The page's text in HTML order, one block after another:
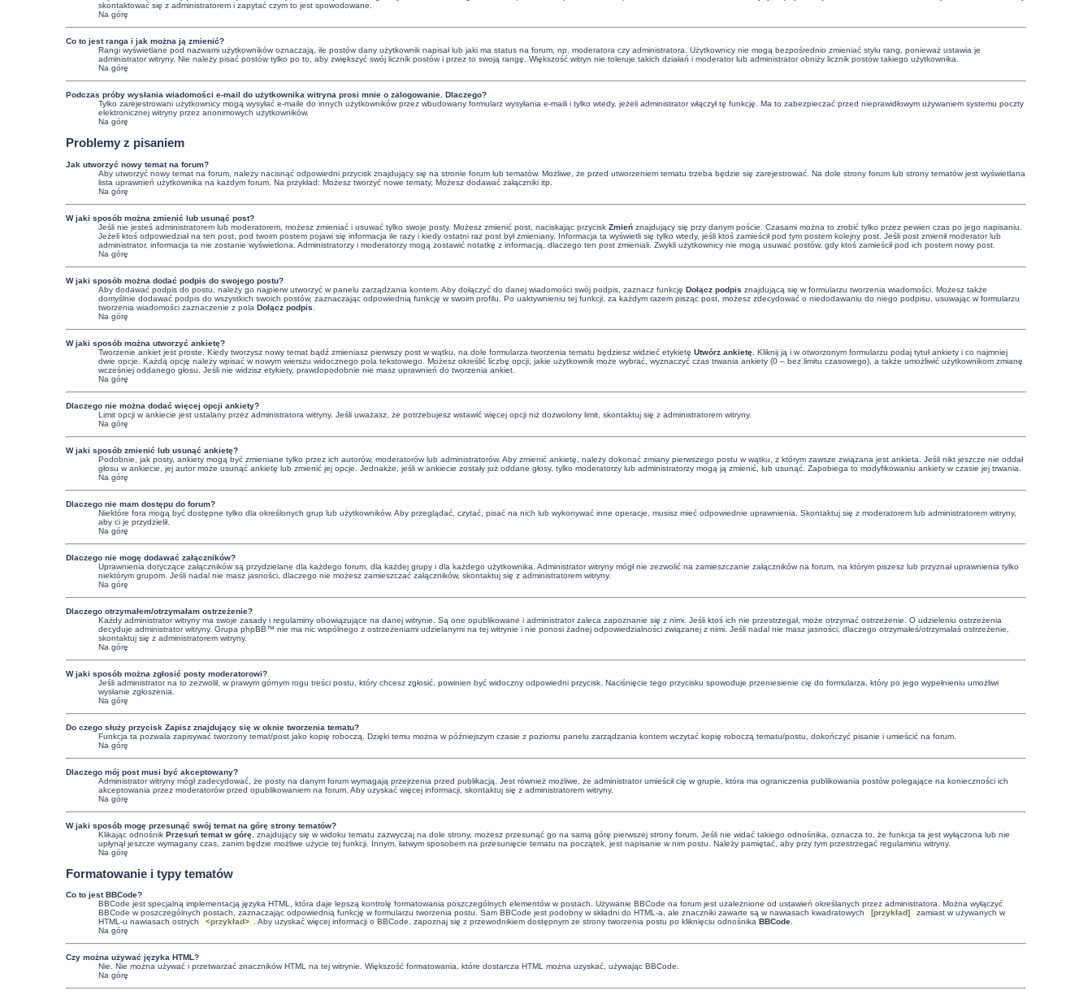
skontaktować się z administratorem i zapytać czym to jest spowodowane.
Na górę
Co to jest ranga i jak można ją zmienić?
Rangi wyświetlane pod nazwami użytkowników oznaczają, ile postów dany użytkownik napisał lub jaki ma status na forum, np. moderatora czy administratora. Użytkownicy nie mogą bezpośrednio zmieniać stylu rang, ponieważ ustawia je
administrator witryny. Nie należy pisać postów tylko po to, aby zwiększyć swój licznik postów i przez to swoją rangę. Większość witryn nie toleruje takich działań i moderator lub administrator obniży licznik postów takiego użytkownika.
Na górę
Podczas próby wysłania wiadomości e-mail do użytkownika witryna prosi mnie o zalogowanie. Dlaczego?
Tylko zarejestrowani użytkownicy mogą wysyłać e-maile do innych użytkowników przez wbudowany formularz wysyłania e-maili i tylko wtedy, jeżeli administrator włączył tę funkcję. Ma to zabezpieczać przed nieprawidłowym używaniem systemu poczty
elektronicznej witryny przez anonimowych użytkowników.
Na górę
Problemy z pisaniem
Jak utworzyć nowy temat na forum?
Aby utworzyć nowy temat na forum, należy nacisnąć odpowiedni przycisk znajdujący się na stronie forum lub tematów. Możliwe, że przed utworzeniem tematu trzeba będzie się zarejestrować. Na dole strony forum lub strony tematów jest wyświetlana
lista uprawnień użytkownika na każdym forum. Na przykład: Możesz tworzyć nowe tematy, Możesz dodawać załączniki itp.
Na górę
W jaki sposób można zmienić lub usunąć post?
Jeśli nie jesteś administratorem lub moderatorem, możesz zmieniać i usuwać tylko swoje posty. Możesz zmienić post, naciskając przycisk Zmieńznajdujący się przy danym poście. Czasami można to zrobić tylko przez pewien czas po jego napisaniu.
Jeżeli ktoś odpowiedział na ten post, pod twoim postem pojawi się informacja ile razy i kiedy ostatni raz post był zmieniany. Informacja ta wyświetli się tylko wtedy, jeśli ktoś zamieścił pod tym postem kolejny post. Jeśli post zmienił moderator lub
administrator, informacja ta nie zostanie wyświetlona. Administratorzy i moderatorzy mogą zostawić notatkę z informacją, dlaczego ten post zmieniali. Zwykli użytkownicy nie mogą usuwać postów, gdy ktoś zamieścił pod ich postem nowy post.
Na górę
W jaki sposób można dodać podpis do swojego postu?
Aby dodawać podpis do postu, należy go najpierw utworzyć w panelu zarządzania kontem. Aby dołączyć do danej wiadomości swój podpis, zaznacz funkcję Dołącz podpis znajdującą się w formularzu tworzenia wiadomości. Możesz także
domyślnie dodawać podpis do wszystkich swoich postów, zaznaczając odpowiednią funkcję w swoim profilu. Po uaktywnieniu tej funkcji, za każdym razem pisząc post, możesz zdecydować o niedodawaniu do niego podpisu, usuwając w formularzu
tworzenia wiadomości zaznaczenie z pola Dołącz podpis
Na górę
W jaki sposób można utworzyć ankietę?
Tworzenie ankiet jest proste. Kiedy tworzysz nowy temat bądź zmieniasz pierwszy post w wątku, na dole formularza tworzenia tematu będziesz widzieć etykietę Utwórz ankietę. Kliknij ją i w otworzonym formularzu podaj tytuł ankiety i co najmniej
dwie opcje. Każdą opcję należy wpisać w nowym wierszu widocznego pola tekstowego. Możesz określić liczbę opcji, jakie użytkownik może wybrać, wyznaczyć czas trwania ankiety (0 – bez limitu czasowego), a także umożliwić użytkownikom zmianę
wcześniej oddanego głosu. Jeśli nie widzisz etykiety, prawdopodobnie nie masz uprawnień do tworzenia ankiet.
Na górę
Dlaczego nie można dodać więcej opcji ankiety?
Limit opcji w ankiecie jest ustalany przez administratora witryny. Jeśli uważasz, że potrzebujesz wstawić więcej opcji niż dozwolony limit, skontaktuj się z administratorem witryny.
Na górę
W jaki sposób zmienić lub usunąć ankietę?
Podobnie, jak posty, ankiety mogą być zmieniane tylko przez ich autorów, moderatorów lub administratorów. Aby zmienić ankietę, należy dokonać zmiany pierwszego postu w wątku, z którym zawsze związana jest ankieta. Jeśli nikt jeszcze nie oddał
głosu w ankiecie, jej autor może usunąć ankietę lub zmienić jej opcje. Jednakże, jeśli w ankiecie zostały już oddane głosy, tylko moderatorzy lub administratorzy mogą ją zmienić, lub usunąć. Zapobiega to modyfikowaniu ankiety w czasie jej trwania.
Na górę
Dlaczego nie mam dostępu do forum?
Niektóre fora mogą być dostępne tylko dla określonych grup lub użytkowników. Aby przeglądać, czytać, pisać na nich lub wykonywać inne operacje, musisz mieć odpowiednie uprawnienia. Skontaktuj się z moderatorem lub administratorem witryny,
aby ci je przydzielił.
Na górę
Dlaczego nie mogę dodawać załączników?
Uprawnienia dotyczące załączników są przydzielane dla każdego forum, dla każdej grupy i dla każdego użytkownika. Administrator witryny mógł nie zezwolić na zamieszczanie załączników na forum, na którym piszesz lub przyznał uprawnienia tylko
niektórym grupom. Jeśli nadal nie masz jasności, dlaczego nie możesz zamieszczać załączników, skontaktuj się z administratorem witryny.
Na górę
Dlaczego otrzymałem/otrzymałam ostrzeżenie?
Każdy administrator witryny ma swoje zasady i regulaminy obowiązujące na danej witrynie. Są one opublikowane i administrator zaleca zapoznanie się z nimi. Jeśli ktoś ich nie przestrzegał, może otrzymać ostrzeżenie. O udzieleniu ostrzeżenia
decyduje administrator witryny. Grupa phpBB™ nie ma nic wspólnego z ostrzeżeniami udzielanymi na tej witrynie i nie ponosi żadnej odpowiedzialności związanej z nimi. Jeśli nadal nie masz jasności, dlaczego otrzymałeś/otrzymałaś ostrzeżenie,
skontaktuj się z administratorem witryny.
Na górę
W jaki sposób można zgłosić posty moderatorowi?
Jeśli administrator na to zezwolił, w prawym górnym rogu treści postu, który chcesz zgłosić, powinien być widoczny odpowiedni przycisk. Naciśnięcie tego przycisku spowoduje przeniesienie cię do formularza, który po jego wypełnieniu umożliwi
wysłanie zgłoszenia.
Na górę
Do czego służy przycisk Zapiszznajdujący się w oknie tworzenia tematu?
Funkcja ta pozwala zapisywać tworzony temat/post jako kopię roboczą. Dzięki temu można w późniejszym czasie z poziomu panelu zarządzania kontem wczytać kopię roboczą tematu/postu, dokończyć pisanie i umieścić na forum.
Na górę
Dlaczego mój post musi być akceptowany?
Administrator witryny mógł zadecydować, że posty na danym forum wymagają przejrzenia przed publikacją. Jest również możliwe, że administrator umieścił cię w grupie, która ma ograniczenia publikowania postów polegające na konieczności ich
akceptowania przez moderatorów przed opublikowaniem na forum. Aby uzyskać więcej informacji, skontaktuj się z administratorem witryny.
Na górę
W jaki sposób mogę przesunąć swój temat na górę strony tematów?
Klikając odnośnik Przesuń temat w górę, znajdujący się w widoku tematu zazwyczaj na dole strony, możesz przesunąć go na samą górę pierwszej strony forum. Jeśli nie widać takiego odnośnika, oznacza to, że funkcja ta jest wyłączona lub nie
upłynął jeszcze wymagany czas, zanim będzie możliwe użycie tej funkcji. Innym, łatwym sposobem na przesunięcie tematu na początek, jest napisanie w nim postu. Należy pamiętać, aby przy tym przestrzegać regulaminu witryny.
Na górę
Formatowanie i typy tematów
Co to jest BBCode?
BBCode jest specjalną implementacją języka HTML, która daje lepszą kontrolę formatowania poszczególnych elementów w postach. Używanie BBCode na forum jest uzależnione od ustawień określanych przez administratora. Można wyłączyć
BBCode w poszczególnych postach, zaznaczając odpowiednią funkcję w formularzu tworzenia postu. Sam BBCode jest podobny w składni do HTML-a, ale znaczniki zawarte są w nawiasach kwadratowych
[przykład]
zamiast w używanych w
HTML-u nawiasach ostrych
<przykład> . Aby uzyskać więcej informacji o BBCode, zapoznaj się z przewodnikiem dostępnym ze strony tworzenia postu po kliknięciu odnośnika BBCode.
Na górę
Czy można używać języka HTML?
Nie. Nie można używać i przetwarzać znaczników HTML na tej witrynie. Większość formatowania, które dostarcza HTML można uzyskać, używając BBCode.
Na górę